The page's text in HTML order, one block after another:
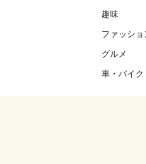
趣味
ファッショ
グルメ
車・バイク